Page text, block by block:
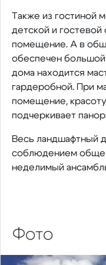
Также из гостиной
детской и
помещение. А в
обеспечен
дома находится
гардеробной. При
помещение,
подчеркивает
Весь ландшафтный
соблюдением
неделимый
Фото